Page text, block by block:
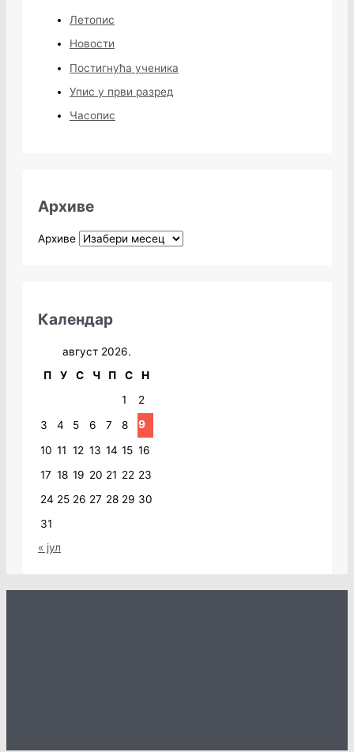
Летопис
Новости
Постигнућа ученика
Упис у први разред
Часопис
Архиве
Архиве
Календар
август 2026.
П
У С Ч П С
Н
1
2
3
4 5 6 7 8 9
10 11 12 13 14 15 16
17 18 19 20 21 22 23
24 25 26 27 28 29 30
31
« јул